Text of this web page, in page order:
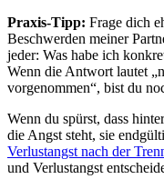
Praxis-Tipp: Frage dich
Beschwerden meiner
jeder: Was habe ich
Wenn die Antwort lautet
vorgenommen“, bist du
Wenn du spürst, dass
die Angst steht, sie
Verlustangst nach der
und Verlustangst